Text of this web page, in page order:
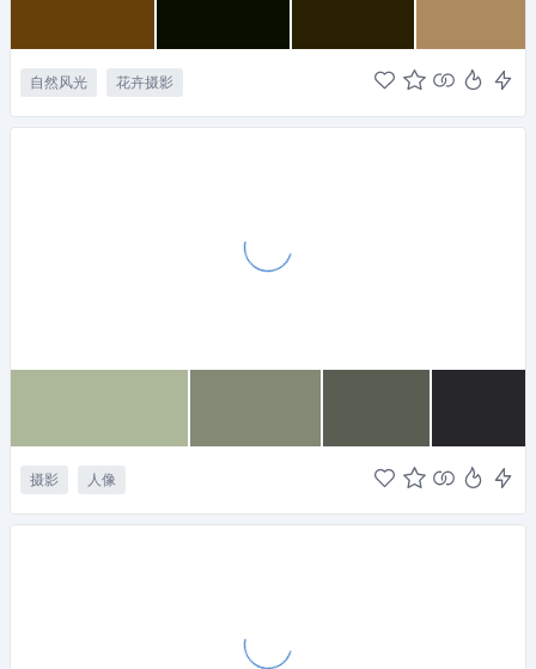
自然风光 花卉摄影
摄影 人像